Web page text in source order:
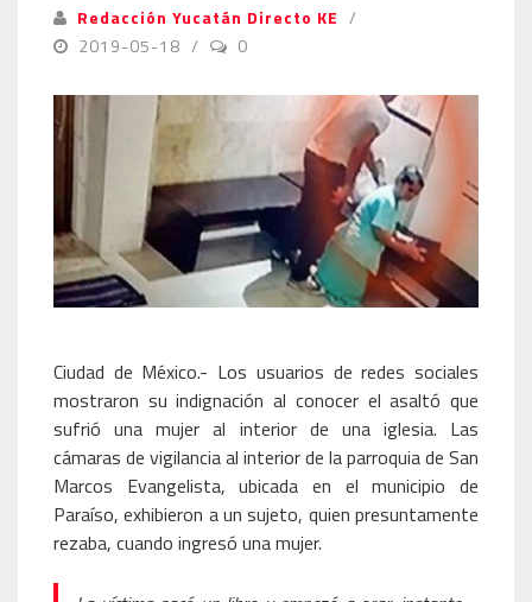
Redacción Yucatán Directo KE
2019-05-18
0
Ciudad de México.- Los usuarios de redes sociales
mostraron su indignación al conocer el asaltó que
sufrió una mujer al interior de una iglesia. Las
cámaras de vigilancia al interior de la parroquia de San
Marcos Evangelista, ubicada en el municipio de
Paraíso, exhibieron a un sujeto, quien presuntamente
rezaba, cuando ingresó una mujer.